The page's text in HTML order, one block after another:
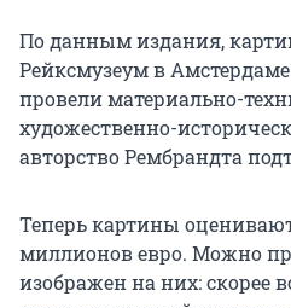
По данным издания,
Рейксмузеум в
провели материально-
художественно-
авторство Рембрандта
Теперь картины
миллионов евро. Можно
изображен на них: скорее